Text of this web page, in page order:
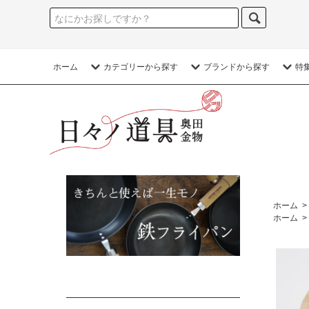
ホーム カテゴリーから探す ブランドから探す 特
ホーム >
ホーム >